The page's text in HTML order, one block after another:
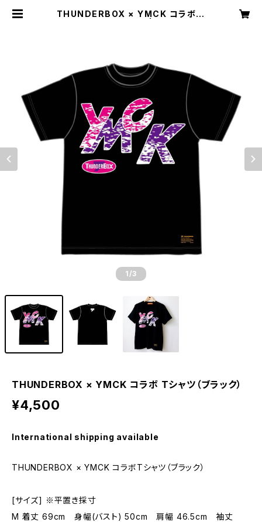
THUNDERBOX × YMCK コラボ T
1 /3
THUNDERBOX × YMCK コラボ Tシャツ（ブラック）
¥4,500
International shipping available
THUNDERBOX × YMCK コラボTシャツ（ブラック）
[サイズ] ※平置き採寸
M 着丈 69cm 身幅(バスト) 50cm 肩幅 46.5cm 袖丈